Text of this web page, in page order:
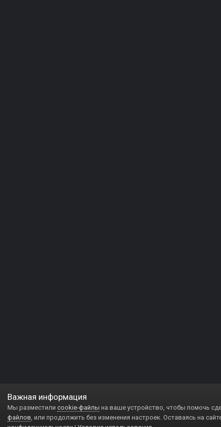
Важная информация
Мы разместили cookie-файлы на ваше устройство, чтобы помочь
файлов, или продолжить без изменения настроек. Оставаясь на